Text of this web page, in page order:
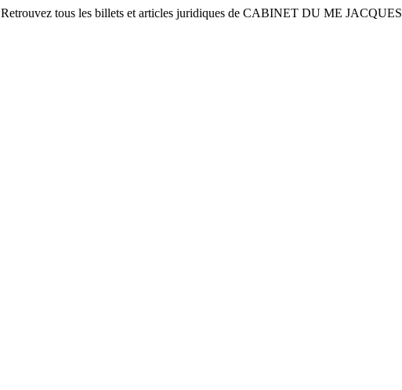
Retrouvez tous les billets et articles juridiques de CABINET DU ME JACQUES